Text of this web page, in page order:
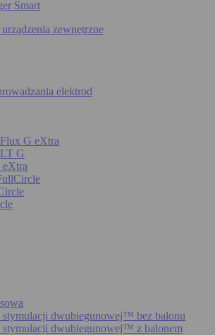
Smart
zewnętrzne
elektrod
G eXtra
G
dwubiegunowej™ bez balonu
dwubiegunowej™ z balonem